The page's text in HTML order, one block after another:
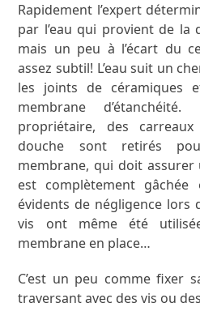
Rapidement l’expert
par l’eau qui provient de la
mais un peu à l’écart du
assez subtil! L’eau suit un
les joints de céramiques
membrane
propriétaire, des
douche sont retirés
membrane, qui doit
est complètement
évidents de négligence lors
vis ont même été
membrane en place…
C’est un peu comme fixer
traversant avec des vis ou